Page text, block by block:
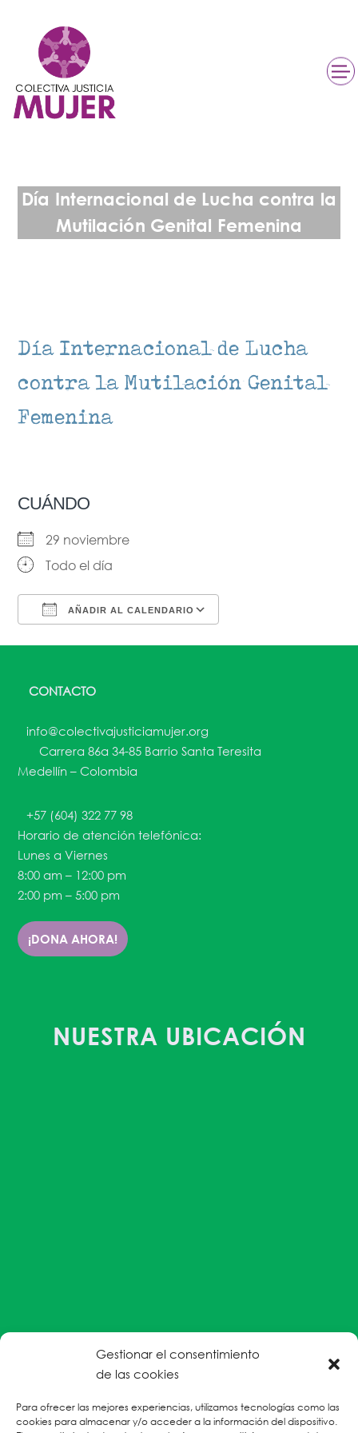
Gestionar el consentimiento
de las cookies
Para ofrecer las mejores experiencias, utilizamos tecnologías como las
cookies para almacenar y/o acceder a la información del dispositivo.
Día Internacional de Lucha contra la
Mutilación Genital Femenina
Día Internacional de Lucha
contra la Mutilación Genital
Femenina
CUÁNDO
29 noviembre
Todo el día
AÑADIR AL CALENDARIO
CONTACTO
info@colectivajusticiamujer.org
Carrera 86a 34-85 Barrio Santa Teresita
Medellín – Colombia
+57 (604) 322 77 98
Horario de atención telefónica:
Lunes a Viernes
8:00 am – 12:00 pm
2:00 pm – 5:00 pm
¡DONA AHORA!
NUESTRA UBICACIÓN
#EnColectiva estamos comprometidas con la
parte del personal humanitario hacia personas
refugiadas, migrantes desplazadas internas y/o